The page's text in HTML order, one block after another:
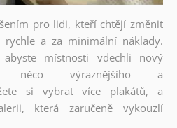
pro lidi, kteří chtějí změnit
rychle a za minimální náklady.
místnosti vdechli nový
li něco výraznějšího a
si vybrat více plakátů, a
která zaručeně vykouzlí